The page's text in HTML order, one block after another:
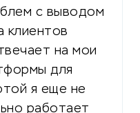
с выводом
клиентов
на мои
для
я еще не
работает